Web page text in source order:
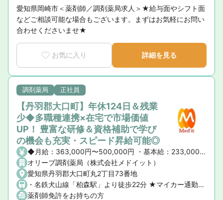
愛知県岡崎市＜薬剤師／調剤薬局求人＞★給与面やシフト面
などご相談可能な場合もございます。まずはお気軽にお問い
合わせくださいませ★
お気に入り 詳細を見る
調剤薬局 正社員
【丹羽郡大口町】年休124日＆残業
少◆多職種連携×在宅で市場価値
UP！ 豊富な研修＆資格補助で学び
の機会も充実・スピード昇給可能◎
◆月給：363,000円〜500,000円 ・基本給：233,000円 ・薬剤師手当：60,000円 ・職能手当5,000～100,000円 ・能力給65,000円～ その他各種資格手当 ◆年俸制：435万～600万円 ・昇給昇格 年1回 ・固定残業代なし
オリーブ調剤薬局（株式会社メドイット）
愛知県丹羽郡大口町丸2丁目73番地
・名鉄犬山線「柏森駅」より徒歩22分 ★マイカー通勤OK！
薬剤師免許をお持ちの方